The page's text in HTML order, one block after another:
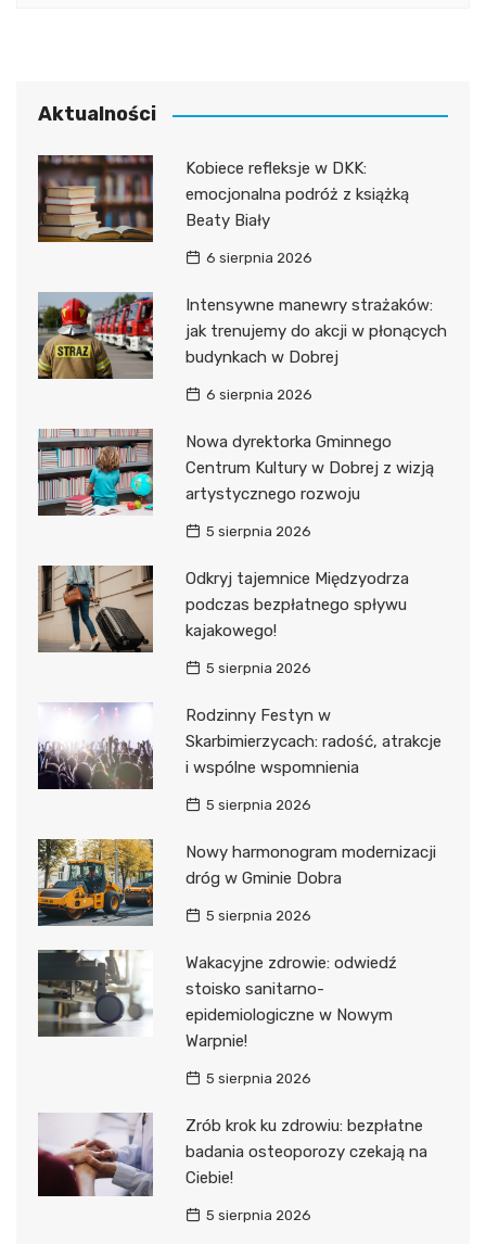
Aktualności
Kobiece refleksje w DKK:
emocjonalna podróż z książką
Beaty Biały
6 sierpnia 2026
Intensywne manewry strażaków:
jak trenujemy do akcji w płonących
budynkach w Dobrej
6 sierpnia 2026
Nowa dyrektorka Gminnego
Centrum Kultury w Dobrej z wizją
artystycznego rozwoju
5 sierpnia 2026
Odkryj tajemnice Międzyodrza
podczas bezpłatnego spływu
kajakowego!
5 sierpnia 2026
Rodzinny Festyn w
Skarbimierzycach: radość, atrakcje
i wspólne wspomnienia
5 sierpnia 2026
Nowy harmonogram modernizacji
dróg w Gminie Dobra
5 sierpnia 2026
Wakacyjne zdrowie: odwiedź
stoisko sanitarno-
epidemiologiczne w Nowym
Warpnie!
5 sierpnia 2026
Zrób krok ku zdrowiu: bezpłatne
badania osteoporozy czekają na
Ciebie!
5 sierpnia 2026